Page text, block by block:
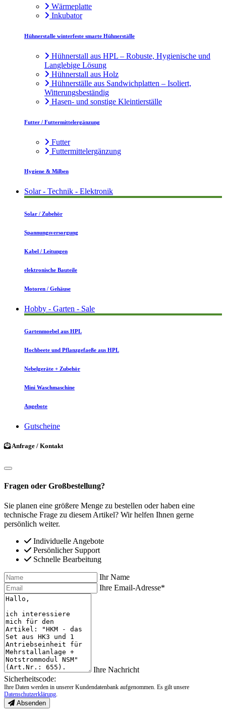
Wärmeplatte
Inkubator
Hühnerstalle winterfeste smarte Hühnerställe
Hühnerstall aus HPL – Robuste, Hygienische und
Langlebige Lösung
Hühnerstall aus Holz
Hühnerställe aus Sandwichplatten – Isoliert,
Witterungsbeständig
Hasen- und sonstige Kleintierställe
Futter / Futtermittelergänzung
Futter
Futtermittelergänzung
Hygiene & Milben
Solar - Technik - Elektronik
Solar / Zubehör
Spannungsversorgung
Kabel / Leitungen
elektronische Bauteile
Motoren / Gehäuse
Hobby - Garten - Sale
Gartenmoebel aus HPL
Hochbeete und Pflanzgefaeße aus HPL
Nebelgeräte + Zubehör
Mini Waschmaschine
Angebote
Gutscheine
Anfrage / Kontakt
Fragen oder Großbestellung?
Sie planen eine größere Menge zu bestellen oder haben eine
technische Frage zu diesem Artikel? Wir helfen Ihnen gerne
persönlich weiter.
Individuelle Angebote
Persönlicher Support
Schnelle Bearbeitung
Ihr Name
Ihre Email-Adresse*
Ihre Nachricht
Sicherheitscode:
Ihre Daten werden in unserer Kundendatenbank aufgenommen. Es gilt unsere
Datenschutzerklärung.
Absenden